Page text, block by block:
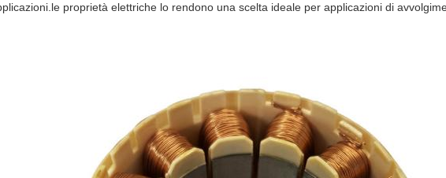
proprietà elettriche lo rendono una scelta ideale per applicazioni di